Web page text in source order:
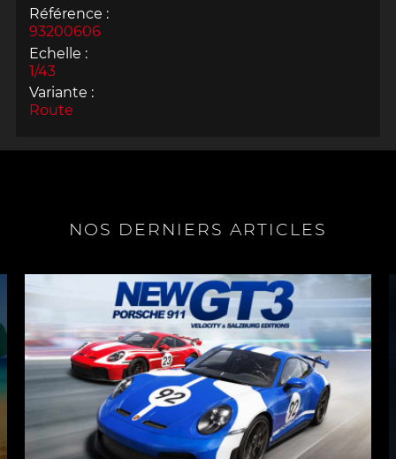
Référence :
93200606
Echelle :
1/43
Variante :
Route
NOS DERNIERS ARTICLES